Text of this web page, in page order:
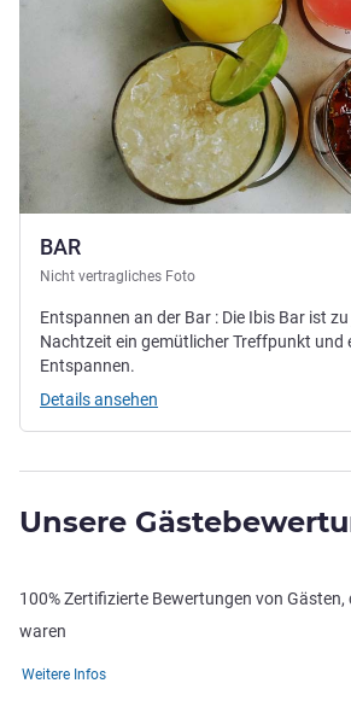
BAR
Nicht vertragliches Foto
Entspannen an der Bar : Die Ibis Bar ist
Nachtzeit ein gemütlicher Treffpunkt und
Entspannen.
Details ansehen
Unsere
100% Zertifizierte Bewertungen von
waren
Weitere Infos